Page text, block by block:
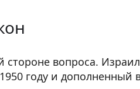
стороне вопроса.